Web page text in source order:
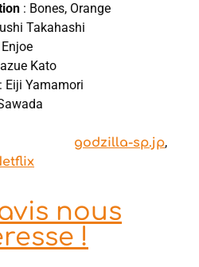
: Bones, Orange
Takahashi
Kato
: Eiji Yamamori
: godzilla-sp.jp,
nous
!